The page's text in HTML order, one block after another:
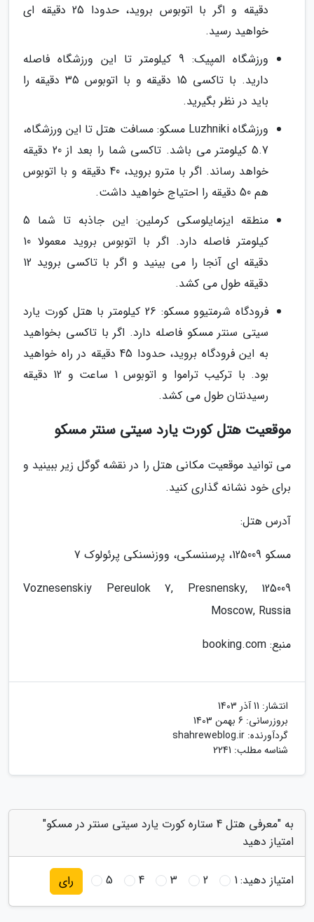
دقیقه و اگر با اتوبوس بروید، حدودا 25 دقیقه ای
خواهید رسید.
ورزشگاه المپیک: 9 کیلومتر تا این ورزشگاه فاصله
دارید. با تاکسی 15 دقیقه و با اتوبوس 35 دقیقه را
باید در نظر بگیرید.
ورزشگاه Luzhniki مسکو: مسافت هتل تا این ورزشگاه،
5.7 کیلومتر می باشد. تاکسی شما را بعد از 20 دقیقه
خواهد رساند. اگر با مترو بروید، 40 دقیقه و با اتوبوس
هم 50 دقیقه را احتیاج خواهید داشت.
منطقه ایزمایلوسکی کرملین: این جاذبه تا شما 5
کیلومتر فاصله دارد. اگر با اتوبوس بروید معمولا 10
دقیقه ای آنجا را می بینید و اگر با تاکسی بروید 12
دقیقه طول می کشد.
فرودگاه شرمتیوو مسکو: 26 کیلومتر با هتل کورت یارد
سیتی سنتر مسکو فاصله دارد. اگر با تاکسی بخواهید
به این فرودگاه بروید، حدودا 45 دقیقه در راه خواهید
بود. با ترکیب تراموا و اتوبوس 1 ساعت و 12 دقیقه
رسیدنتان طول می کشد.
موقعیت هتل کورت یارد سیتی سنتر مسکو
می توانید موقعیت مکانی هتل را در نقشه گوگل زیر ببینید و
برای خود نشانه گذاری کنید.
آدرس هتل:
مسکو 125009، پرسننسکی، ووزنسنکی پرئولوک 7
Voznesenskiy Pereulok 7, Presnensky, 125009
Moscow, Russia
منبع: booking.com
انتشار: 11 آذر 1403
بروزرسانی: 6 بهمن 1403
گردآورنده: shahreweblog.ir
شناسه مطلب: 2241
به "معرفی هتل 4 ستاره کورت یارد سیتی سنتر در مسکو"
امتیاز دهید
امتیاز دهید:1
2
3
4
5 رای